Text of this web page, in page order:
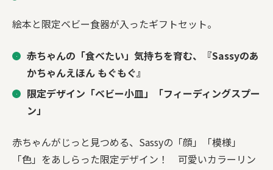
絵本と限定ベビー食器が入ったギフトセット。
赤ちゃんの「食べたい」気持ちを育む、『Sassyのあ
かちゃんえほん もぐもぐ』
限定デザイン「ベビー小皿」「フィーディングスプー
ン」
赤ちゃんがじっと見つめる、Sassyの「顔」「模様」
「色」をあしらった限定デザイン！ 可愛いカラーリン